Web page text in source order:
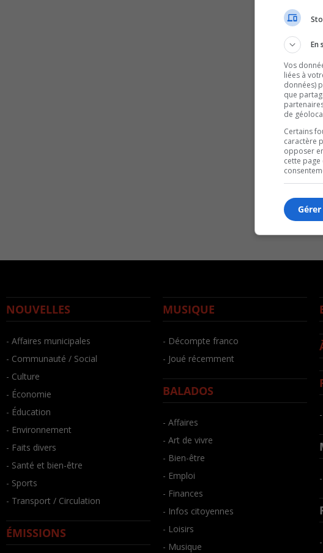
NOUVELLES
- Affaires municipales
- Communauté / Social
- Culture
- Économie
- Éducation
- Environnement
- Faits divers
- Santé et bien-être
- Sports
- Transport / Circulation
ÉMISSIONS
MUSIQUE
- Décompte franco
- Joué récemment
BALADOS
- Affaires
- Art de vivre
- Bien-être
- Emploi
- Finances
- Infos citoyennes
- Loisirs
- Musique
En
Vos
liées à
données)
que
de
Certains
caractère
opposer
cette